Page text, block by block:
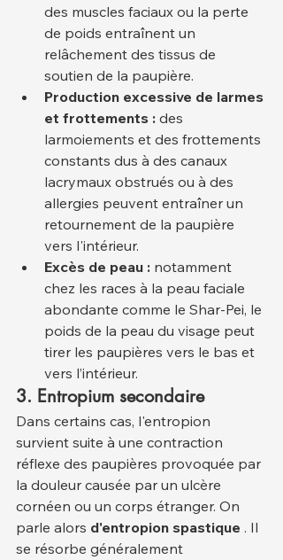
des muscles faciaux ou la perte
de poids entraînent un
relâchement des tissus de
soutien de la paupière.
Production excessive de larmes
et frottements : des
larmoiements et des frottements
constants dus à des canaux
lacrymaux obstrués ou à des
allergies peuvent entraîner un
retournement de la paupière
vers l'intérieur.
Excès de peau : notamment
chez les races à la peau faciale
abondante comme le Shar-Pei, le
poids de la peau du visage peut
tirer les paupières vers le bas et
vers l’intérieur.
3. Entropium secondaire
Dans certains cas, l'entropion
survient suite à une contraction
réflexe des paupières provoquée par
la douleur causée par un ulcère
cornéen ou un corps étranger. On
parle alors d'entropion spastique . Il
se résorbe généralement